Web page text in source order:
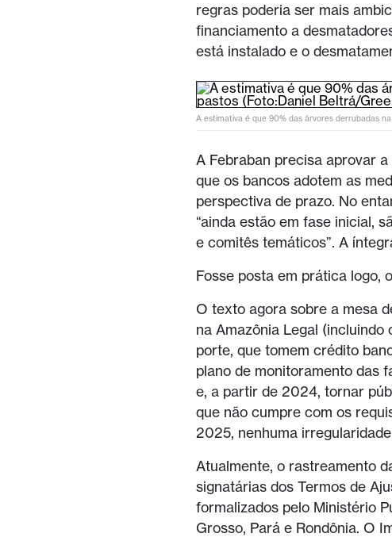
regras poderia ser mais
financiamento a
está instalado e o
A estimativa é que 90% das árvores derrubadas
A Febraban precisa aprovar
que os bancos adotem as
perspectiva de prazo. No
“ainda estão em fase inicial,
e comitês temáticos”. A
Fosse posta em prática logo,
O texto agora sobre a mesa
na Amazônia Legal
porte, que tomem crédito
plano de monitoramento das
e, a partir de 2024, tornar
que não cumpre com os
2025, nenhuma
Atualmente, o rastreamento
signatárias dos Termos de
formalizados pelo Ministério
Grosso, Pará e Rondônia. O